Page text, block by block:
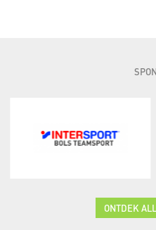
ONTDEK